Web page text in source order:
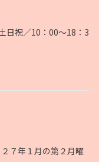
祝／10：00～18：3
７年１月の第２月曜